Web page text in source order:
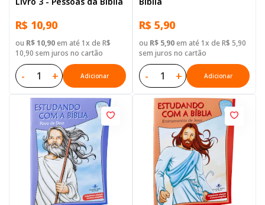
R$ 10,90
ou R$ 10,90em até 1x de R$
10,90 sem juros no cartão
- + Adicionar
R$ 5,90
ou R$ 5,90em até 1x de R$ 5,90
sem juros no cartão
- + Adicionar